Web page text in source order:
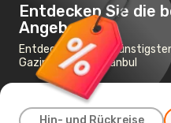
Entdecken Sie die
Angebote
Entdecken Sie die
Gazipasa nach Istanbul
Hin- und Rückreise